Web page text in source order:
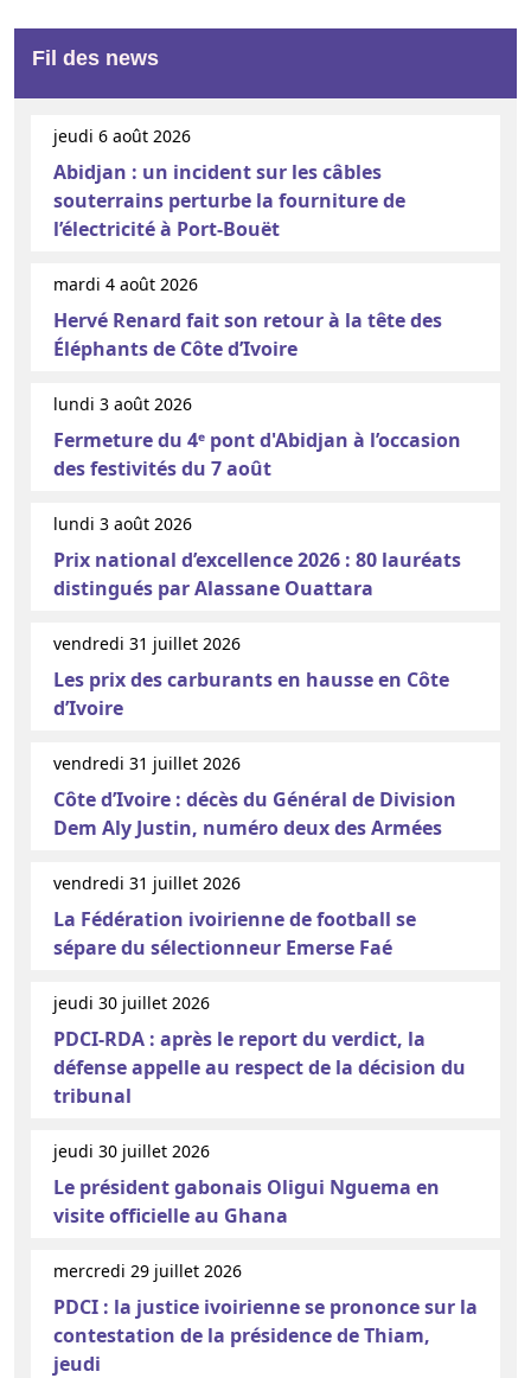
Fil des news
jeudi 6 août 2026
Abidjan : un incident sur les câbles
souterrains perturbe la fourniture de
l’électricité à Port-Bouët
mardi 4 août 2026
Hervé Renard fait son retour à la tête des
Éléphants de Côte d’Ivoire
lundi 3 août 2026
Fermeture du 4ᵉ pont d'Abidjan à l’occasion
des festivités du 7 août
lundi 3 août 2026
Prix national d’excellence 2026 : 80 lauréats
distingués par Alassane Ouattara
vendredi 31 juillet 2026
Les prix des carburants en hausse en Côte
d’Ivoire
vendredi 31 juillet 2026
Côte d’Ivoire : décès du Général de Division
Dem Aly Justin, numéro deux des Armées
vendredi 31 juillet 2026
La Fédération ivoirienne de football se
sépare du sélectionneur Emerse Faé
jeudi 30 juillet 2026
PDCI-RDA : après le report du verdict, la
défense appelle au respect de la décision du
tribunal
jeudi 30 juillet 2026
Le président gabonais Oligui Nguema en
visite officielle au Ghana
mercredi 29 juillet 2026
PDCI : la justice ivoirienne se prononce sur la
contestation de la présidence de Thiam,
jeudi